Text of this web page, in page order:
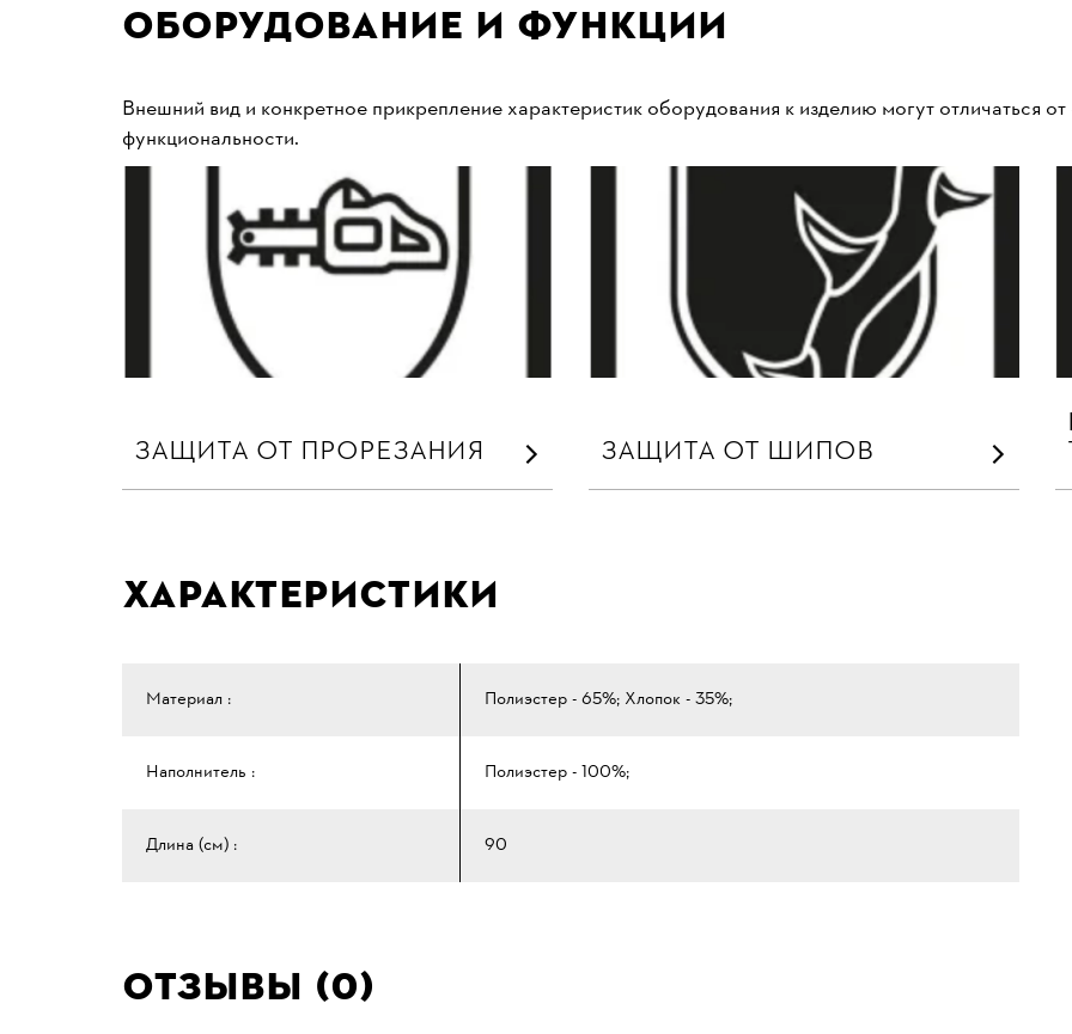
Оборудование и функции
Внешний вид и конкретное прикрепление характеристик оборудования к изделию могут отличаться
функциональности.
ЗАЩИТА ОТ ПРОРЕЗАНИЯ ЗАЩИТА ОТ ШИПОВ
Характеристики
Материал : Полиэстер - 65%; Хлопок - 35%;
Наполнитель : Полиэстер - 100%;
Длина (см) : 90
Отзывы (0)